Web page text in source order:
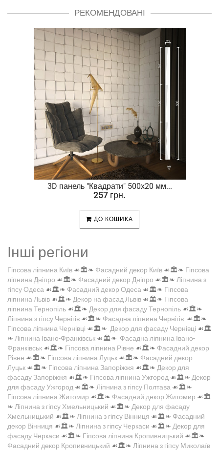
РЕКОМЕНДОВАНІ
3D панель "Квадрати" 500х20 мм...
257 грн.
ДО КОШИКА
Інші регіони
Гіпсова ліпнина Київ ☙🏛️❧ Фасадний декор Київ ☙🏛️❧ Гіпсова
ліпнина Дніпро ☙🏛️❧ Фасадний декор Дніпро ☙🏛️❧ Ліпнина з
гіпсу Одеса ☙🏛️❧ Фасадний декор Одеса ☙🏛️❧ Гіпсова
ліпнина Львів ☙🏛️❧ Декор на фасад Львів ☙🏛️❧ Гіпсова
ліпнина Тернопіль ☙🏛️❧ Декор для фасаду Тернопіль ☙🏛️❧
Ліпнина з гіпсу Чернігів ☙🏛️❧ Фасадна ліпнина Чернігів ☙🏛️❧
Гіпсова ліпнина Чернівці ☙🏛️❧ Декор для фасаду Чернівці ☙🏛️
❧ Ліпнина Івано-Франківськ ☙🏛️❧ Фасадна ліпнина Івано-
Франківськ ☙🏛️❧ Гіпсова ліпнина Рівне ☙🏛️❧ Фасадний декор
Рівне ☙🏛️❧ Гіпсова ліпнина Луцьк ☙🏛️❧ Фасадний декор
Луцьк ☙🏛️❧ Гіпсова ліпнина Запоріжжя ☙🏛️❧ Декор для
фасаду Запоріжжя ☙🏛️❧ Гіпсова ліпнина Ужгород ☙🏛️❧ Декор
для фасаду Ужгород ☙🏛️❧ Ліпнина з гіпсу Полтава ☙🏛️❧
Гіпсова ліпнина Житомир ☙🏛️❧ Фасадний декор Житомир ☙🏛️
❧ Ліпнина з гіпсу Хмельницький ☙🏛️❧ Декор для фасаду
Хмельницький ☙🏛️❧ Ліпнина з гіпсу Вінниця ☙🏛️❧ Фасадний
декор Вінниця ☙🏛️❧ Ліпнина з гіпсу Черкаси ☙🏛️❧ Декор для
фасаду Черкаси ☙🏛️❧ Гіпсова ліпнина Кропивницький ☙🏛️❧
Фасадний декор Кропивницький ☙🏛️❧ Ліпнина з гіпсу Миколаїв